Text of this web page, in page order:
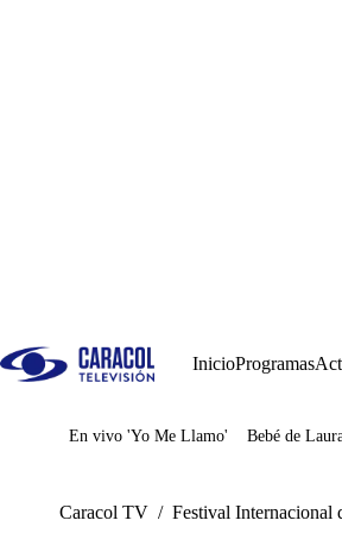
InicioProgramas
Juegos
En vivo 'Yo Me Llamo' Bebé de
Caracol TV / Festival Internacional